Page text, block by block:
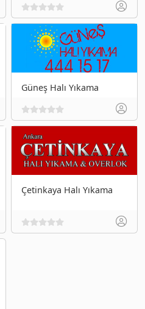
Güneş Halı Yıkama
Çetinkaya Halı Yıkama